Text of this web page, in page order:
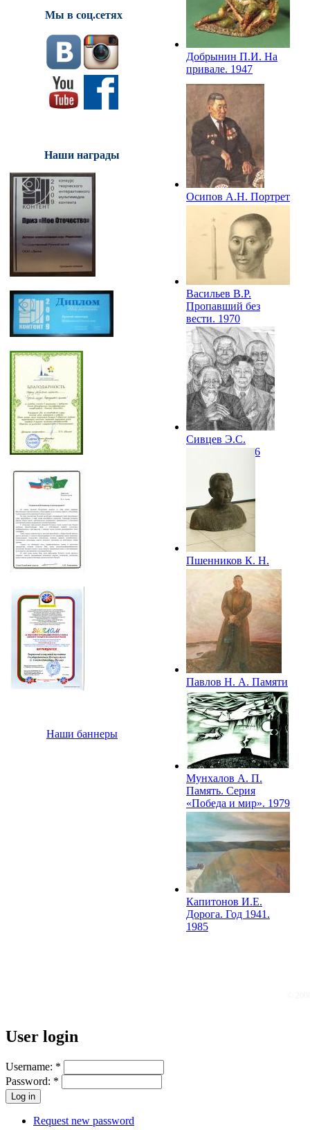
Мы в соц.сетях
Наши награды
Наши баннеры
Добрынин П.И. На
привале. 1947
Осипов А.Н. Портрет
Героя Советского
Союза Федора
Охлопкова. 1965
Васильев В.Р.
Пропавший без
вести. 1970
Сивцев Э.С.
Ветераны. 1976
Пшенников К. Н.
Портрет И.Н.
Кульбертинова –
ветерана Великой
Отечественной
войны, снайпера.
1977
Павлов Н. А. Памяти
Федора Попова. 1979
Мунхалов А. П.
Память. Серия
«Победа и мир». 1979
Капитонов И.Е.
Дорога. Год 1941.
1985
User login
Username: *
Password: *
Request new password